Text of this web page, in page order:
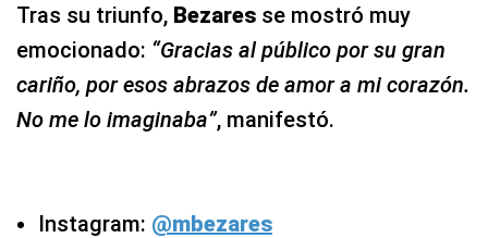
Tras su triunfo, Bezares se mostró muy
emocionado: “Gracias al público por su gran
cariño, por esos abrazos de amor a mi corazón.
No me lo imaginaba”, manifestó.
Instagram: @mbezares